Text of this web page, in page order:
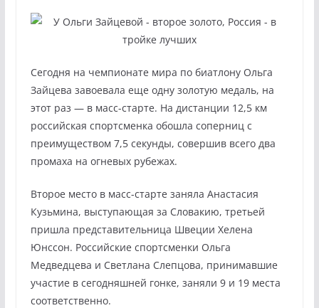
Сегодня на чемпионате мира по биатлону Ольга
Зайцева завоевала еще одну золотую медаль, на
этот раз — в масс-старте. На дистанции 12,5 км
российская спортсменка обошла соперниц с
преимуществом 7,5 секунды, совершив всего два
промаха на огневых рубежах.
Второе место в масс-старте заняла Анастасия
Кузьмина, выступающая за Словакию, третьей
пришла представительница Швеции Хелена
Юнссон. Российские спортсменки Ольга
Медведцева и Светлана Слепцова, принимавшие
участие в сегодняшней гонке, заняли 9 и 19 места
соответственно.